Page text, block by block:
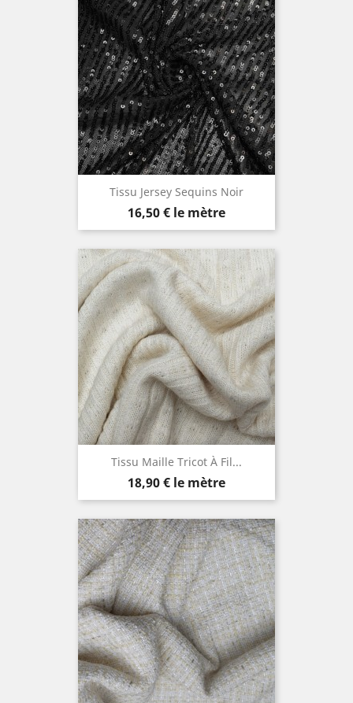
Tissu Jersey Sequins Noir
Prix
16,50 € le mètre
Tissu Maille Tricot À Fil...
Prix
18,90 € le mètre